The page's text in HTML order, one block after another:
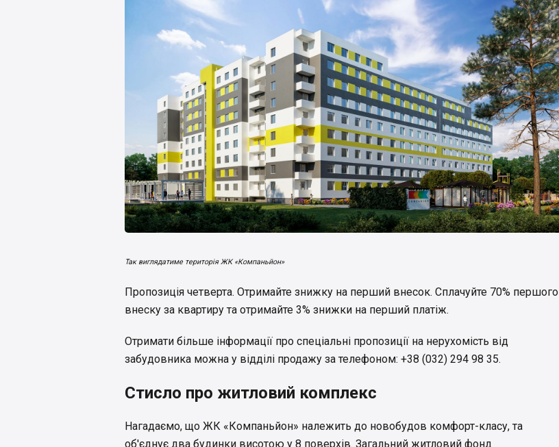
Так виглядатиме територія ЖК «Компаньйон»
Пропозиція четверта. Отримайте знижку на перший внесок. Сплачуйте 70% першого
внеску за квартиру та отримайте 3% знижки на перший платіж.
Отримати більше інформації про спеціальні пропозиції на нерухомість від
забудовника можна у відділі продажу за телефоном: +38 (032) 294 98 35.
Стисло про житловий комплекс
Нагадаємо, що ЖК «Компаньйон» належить до новобудов комфорт-класу, та
об'єднує два будинки висотою у 8 поверхів. Загальний житловий фонд